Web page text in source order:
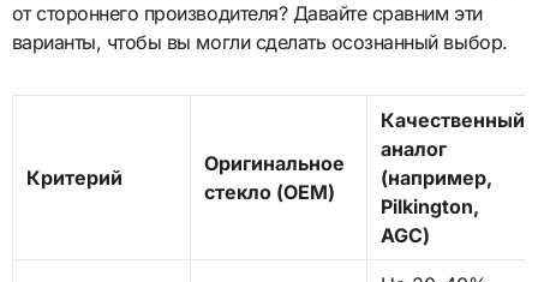
от стороннего производителя? Давайте сравним эти
варианты, чтобы вы могли сделать осознанный выбор.
Критерий
Оригинальное
стекло (OEM)
Качественный
аналог
(например,
Pilkington,
AGC)